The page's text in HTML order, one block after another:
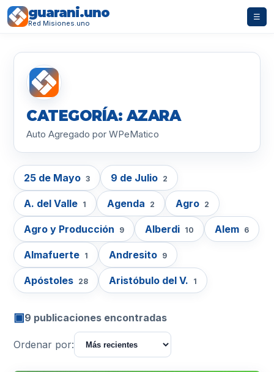
guarani.uno
Red Misiones.uno
☰
CATEGORÍA: AZARA
Auto Agregado por WPeMatico
25 de Mayo 3 9 de Julio 2
A. del Valle 1 Agenda 2 Agro 2
Agro y Producción 9 Alberdi 10 Alem 6
Almafuerte 1 Andresito 9
Apóstoles 28 Aristóbulo del V. 1
▣9 publicaciones encontradas
Ordenar por: